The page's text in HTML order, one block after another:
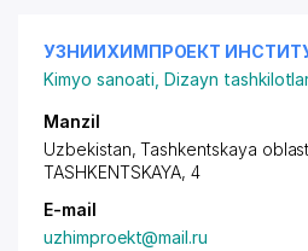
УЗНИИХИМПРОЕКТ
Kimyo sanoati ,Dizayn
Manzil
Uzbekistan, Tashkentskaya
TASHKENTSKAYA, 4
E-mail
uzhimproekt@mail.ru